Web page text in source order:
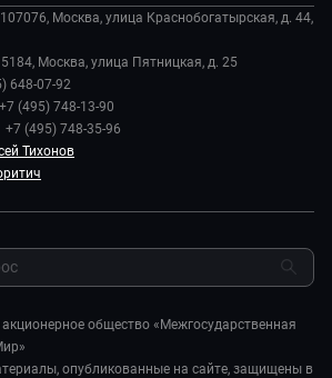
в...
Москва, улица Краснобогатырская, д. 44,
Москва, улица Пятницкая, д. 25
648-07-92
(495) 748-13-90
(495) 748-35-96
Тихонов
общество «Межгосударственная
опубликованные на сайте, защищены в